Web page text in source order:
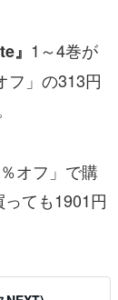
』 1～4巻が
フ」の313円
オフ」で購
ても1901円